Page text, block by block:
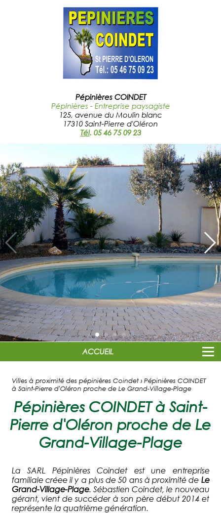
Pépinières COINDET
Pépinières - Entreprise paysagiste
125, avenue du Moulin blanc
17310 Saint-Pierre d'Oléron
Tél. 05 46 75 09 23
ACCUEIL
Villes à proximité des pépinières Coindet › Pépinières COINDET
à Saint-Pierre d'Oléron proche de Le Grand-Village-Plage
Pépinières COINDET à Saint-
Pierre d'Oléron proche de Le
Grand-Village-Plage
La SARL Pépinières Coindet est une entreprise
familiale créee il y a plus de 50 ans à proximité de Le
Grand-Village-Plage. Sébastien Coindet, le nouveau
gérant, vient de succéder à son père début 2014 et
représente la quatrième génération.